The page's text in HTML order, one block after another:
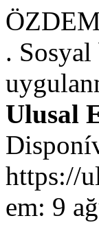
. Sosyal
Ulusal
https://
em: 9